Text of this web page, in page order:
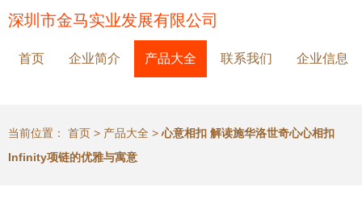
深圳市金马实业发展有限公司
首页 企业简介 产品大全 联系我们 企业信息
当前位置： 首页 > 产品大全 > 心意相扣 解读施华洛世奇心心相扣
Infinity项链的优雅与寓意